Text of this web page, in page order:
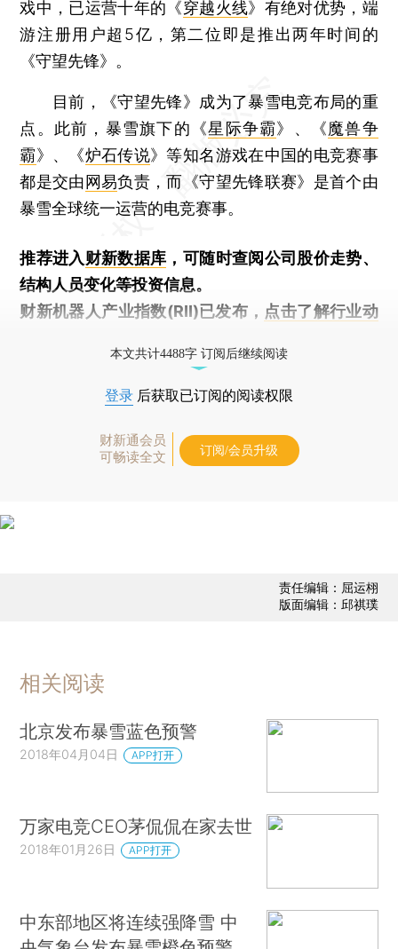
戏中，已运营十年的《穿越火线》有绝对优势，端
游注册用户超5亿，第二位即是推出两年时间的
《守望先锋》。
目前，《守望先锋》成为了暴雪电竞布局的重
点。此前，暴雪旗下的《星际争霸》、《魔兽争
霸》、《炉石传说》等知名游戏在中国的电竞赛事
都是交由 网易负责，而《守望先锋联赛》是首个由
暴雪全球统一运营的电竞赛事。
推荐进入财新数据库 ，可随时查阅公司股价走势、
结构人员变化等投资信息。
财新机器人产业指数(RII)已发布， 点击了解行业动
本文共计4488字 订阅后继续阅读
登录 后获取已订阅的阅读权限
财新通会员
可畅读全文
订阅/会员升级
责任编辑：屈运栩
版面编辑：邱祺璞
相关阅读
北京发布暴雪蓝色预警
2018年04月04日 APP打开
万家电竞CEO茅侃侃在家去世
2018年01月26日 APP打开
中东部地区将连续强降雪 中